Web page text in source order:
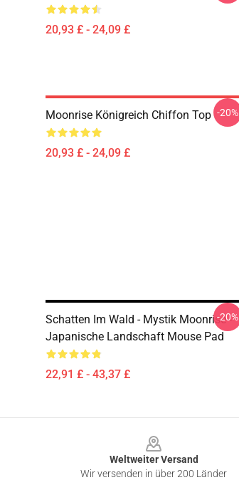
20,93 £ - 24,09 £
Moonrise Königreich Chiffon Top
20,93 £ - 24,09 £
-20%
Schatten Im Wald - Mystik Moonrise -
Japanische Landschaft Mouse Pad
22,91 £ - 43,37 £
-20%
Weltweiter Versand
Wir versenden in über 200 Länder